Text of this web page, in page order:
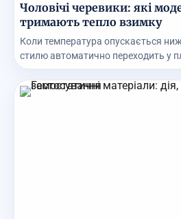
Чоловічі черевики: які
тримають тепло взимку
Коли температура опускається
стилю автоматично переходить у